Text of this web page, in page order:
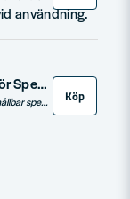
Milwaukee INKZALL™ Markör Spets Röd
Milwaukee INKZALL™ markör med en hållbar spets som förblir skarp och trycks inte in i pennan under press. Slitstarkspets – akryl spets, idealisk för ojämna ytor som betong. Markören fungerar likväl efter 72 timmar utan kork. Köp
användning.